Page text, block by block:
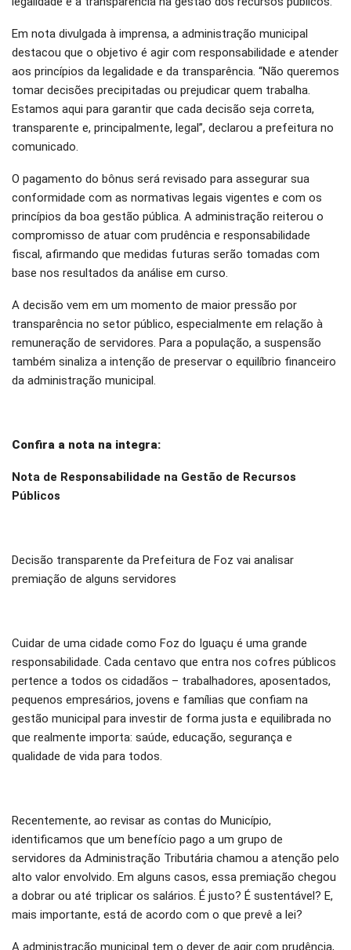
Em nota divulgada à imprensa, a administração municipal
destacou que o objetivo é agir com responsabilidade e atender
aos princípios da legalidade e da transparência. “Não queremos
tomar decisões precipitadas ou prejudicar quem trabalha.
Estamos aqui para garantir que cada decisão seja correta,
transparente e, principalmente, legal”, declarou a prefeitura no
comunicado.
O pagamento do bônus será revisado para assegurar sua
conformidade com as normativas legais vigentes e com os
princípios da boa gestão pública. A administração reiterou o
compromisso de atuar com prudência e responsabilidade
fiscal, afirmando que medidas futuras serão tomadas com
base nos resultados da análise em curso.
A decisão vem em um momento de maior pressão por
transparência no setor público, especialmente em relação à
remuneração de servidores. Para a população, a suspensão
também sinaliza a intenção de preservar o equilíbrio financeiro
da administração municipal.
Confira a nota na integra:
Nota de Responsabilidade na Gestão de Recursos
Públicos
Decisão transparente da Prefeitura de Foz vai analisar
premiação de alguns servidores
Cuidar de uma cidade como Foz do Iguaçu é uma grande
responsabilidade. Cada centavo que entra nos cofres públicos
pertence a todos os cidadãos – trabalhadores, aposentados,
pequenos empresários, jovens e famílias que confiam na
gestão municipal para investir de forma justa e equilibrada no
que realmente importa: saúde, educação, segurança e
qualidade de vida para todos.
Recentemente, ao revisar as contas do Município,
identificamos que um benefício pago a um grupo de
servidores da Administração Tributária chamou a atenção pelo
alto valor envolvido. Em alguns casos, essa premiação chegou
a dobrar ou até triplicar os salários. É justo? É sustentável? E,
mais importante, está de acordo com o que prevê a lei?
A administração municipal tem o dever de agir com prudência,